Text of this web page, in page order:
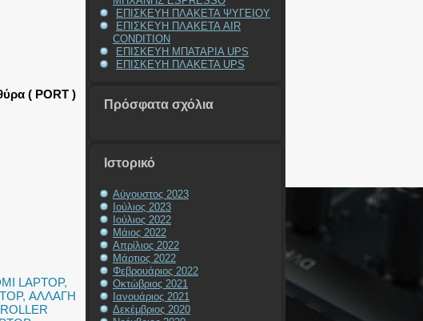
( PORT )
LAPTOP,
, ΑΛΛΑΓΗ
ΕΠΙΣΚΕΥΗ ΠΛΑΚΕΤΑ ΨΥΓΕΙΟΥ
ΕΠΙΣΚΕΥΗ ΠΛΑΚΕΤΑ AIR
CONDITION
ΕΠΙΣΚΕΥΗ ΜΠΑΤΑΡΙΑ UPS
ΕΠΙΣΚΕΥΗ ΠΛΑΚΕΤΑ UPS
Πρόσφατα σχόλια
Ιστορικό
Αύγουστος 2023
Ιούλιος 2023
Ιούλιος 2022
Μάιος 2022
Απρίλιος 2022
Μάρτιος 2022
Φεβρουάριος 2022
Οκτώβριος 2021
Ιανουάριος 2021
Δεκέμβριος 2020